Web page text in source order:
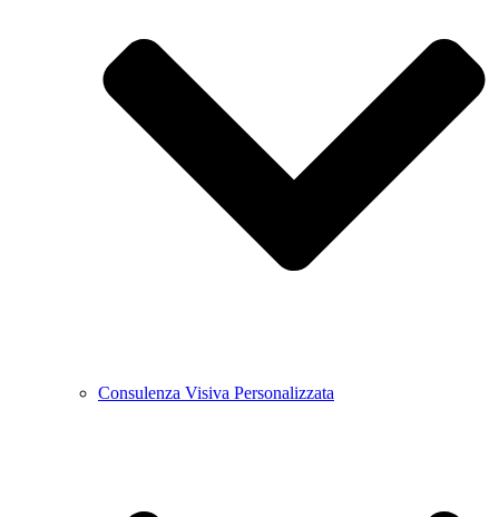
Consulenza Visiva Personalizzata